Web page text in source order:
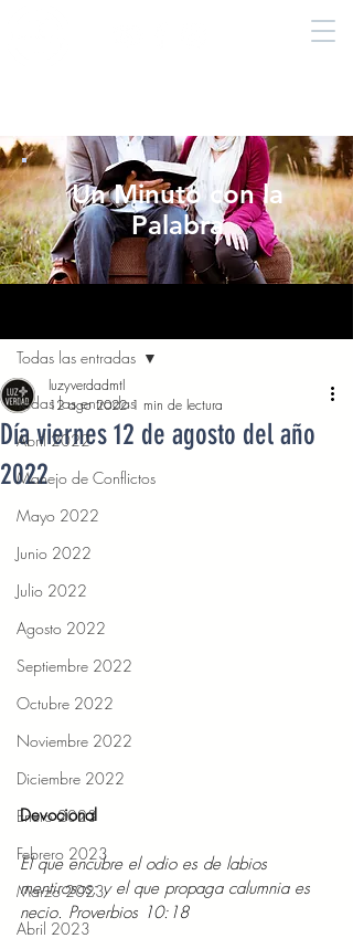
Un Minuto con la
Palabra
Todas las entradas
Abril 2022
Manejo de Conflictos
Mayo 2022
Junio 2022
Julio 2022
Agosto 2022
Septiembre 2022
Octubre 2022
Noviembre 2022
Diciembre 2022
Enero 2023
Febrero 2023
Marzo 2023
Abril 2023
Todas las entradas
Día viernes 12 de agosto del año
2022
luzyverdadmtl
12 ago 2022 1 min de lectura
Devocional
El que encubre el odio es de labios
mentirosos; y el que propaga calumnia es
necio. Proverbios 10:18